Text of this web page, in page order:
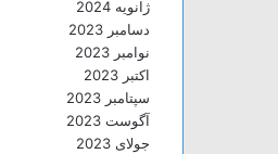
ژانویه 2024
دسامبر 2023
نوامبر 2023
اکتبر 2023
سپتامبر 2023
آگوست 2023
جولای 2023